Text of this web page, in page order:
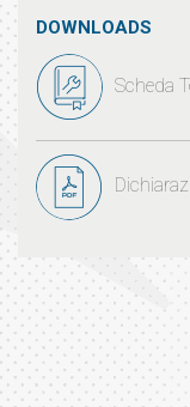
DOWNLOADS
Scheda